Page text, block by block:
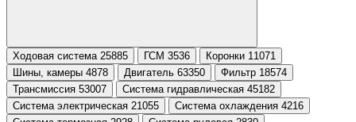
Ходовая система 25885 ГСМ 3536
Коронки 11071
Шины, камеры 4878
Двигатель 63350
Фильтр 18574
Трансмиссия 53007
Система гидравлическая 45182
Система электрическая 21055
Система охлаждения 4216